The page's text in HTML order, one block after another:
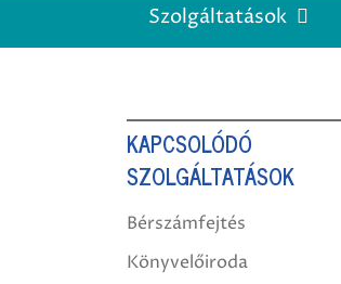
Szolgáltatások
KAPCSOLÓDÓ
SZOLGÁLTATÁSOK
Bérszámfejtés
Könyvelőiroda